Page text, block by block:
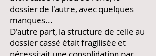
dossier de l'autre, avec quelques
manques...
D'autre part, la structure de celle au
dossier cassé était fragilisée et